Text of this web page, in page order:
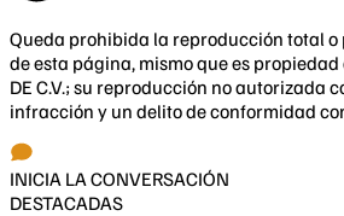
Queda prohibida la reproducción total
de esta página, mismo que es propiedad
DE C.V.; su reproducción no autorizada
infracción y un delito de conformidad
INICIA LA CONVERSACIÓN
DESTACADAS